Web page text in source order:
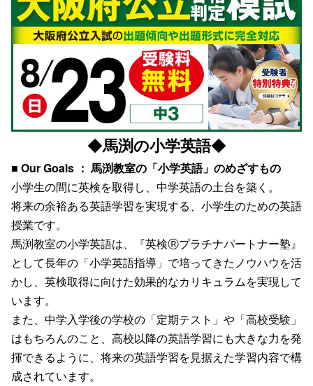
◆馬渕の小学英語◆
■ Our Goals ： 馬渕教室の「小学英語」のめざすもの
小学生の間に英検を取得し、中学英語の土台を築く。
将来の余裕ある英語学習を実現する、小学生のための英語
授業です。
馬渕教室の小学英語は、『英検Ⓡプラチナパートナー塾』
として長年の「小学英語指導」で培ってきたノウハウを活
かし、英検取得に向けた効果的なカリキュラムを実現して
います。
また、中学入学後の学校の「定期テスト」や「高校受験」
はもちろんのこと、高校以降の英語学習にも大きな力を発
揮できるように、将来の英語学習を見据えた学習内容で構
成されています。